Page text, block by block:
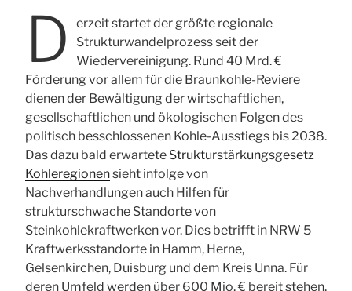
D
erzeit startet der größte regionale
Strukturwandelprozess seit der
Wiedervereinigung. Rund 40 Mrd. €
Förderung vor allem für die Braunkohle-Reviere
dienen der Bewältigung der wirtschaftlichen,
gesellschaftlichen und ökologischen Folgen des
politisch besschlossenen Kohle-Ausstiegs bis 2038.
Das dazu bald erwartete Strukturstärkungsgesetz
Kohleregionensieht infolge von
Nachverhandlungen auch Hilfen für
strukturschwache Standorte von
Steinkohlekraftwerken vor. Dies betrifft in NRW 5
Kraftwerksstandorte in Hamm, Herne,
Gelsenkirchen, Duisburg und dem Kreis Unna. Für
deren Umfeld werden über 600 Mio. € bereit stehen.